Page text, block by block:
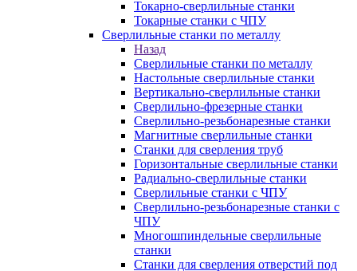
Токарно-сверлильные станки
Токарные станки с ЧПУ
Сверлильные станки по металлу
Назад
Сверлильные станки по металлу
Настольные сверлильные станки
Вертикально-сверлильные станки
Сверлильно-фрезерные станки
Сверлильно-резьбонарезные станки
Магнитные сверлильные станки
Станки для сверления труб
Горизонтальные сверлильные станки
Радиально-сверлильные станки
Сверлильные станки с ЧПУ
Сверлильно-резьбонарезные станки с
ЧПУ
Многошпиндельные сверлильные
станки
Станки для сверления отверстий под